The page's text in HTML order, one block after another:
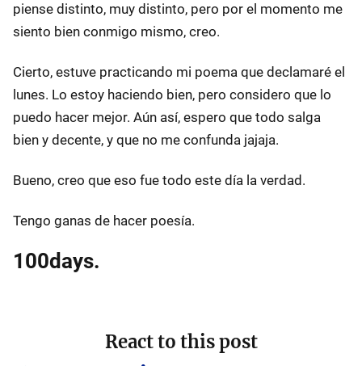
piense distinto, muy distinto, pero por el momento me
siento bien conmigo mismo, creo.
Cierto, estuve practicando mi poema que declamaré el
lunes. Lo estoy haciendo bien, pero considero que lo
puedo hacer mejor. Aún así, espero que todo salga
bien y decente, y que no me confunda jajaja.
Bueno, creo que eso fue todo este día la verdad.
Tengo ganas de hacer poesía.
100days.
React to this post